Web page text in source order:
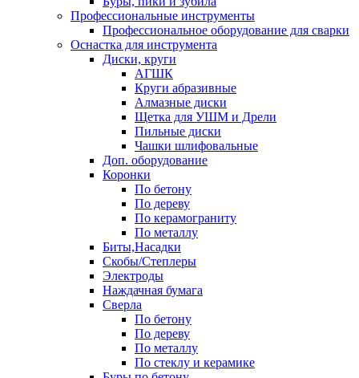
Профессиональные инструменты
Профессиональное оборудование для сварки
Оснастка для инструмента
Диски, круги
АГШК
Круги абразивные
Алмазные диски
Щетка для УШМ и Дрели
Пильные диски
Чашки шлифовальные
Доп. оборудование
Коронки
По бетону
По дереву
По керамограниту
По металлу
Биты,Насадки
Скобы/Степлеры
Электроды
Наждачная бумага
Сверла
По бетону
По дереву
По металлу
По стеклу и керамике